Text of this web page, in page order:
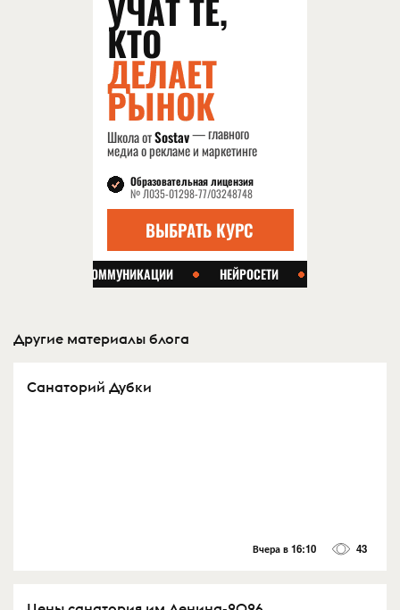
Другие материалы блога
Санаторий Дубки
Вчера в 16:10 43